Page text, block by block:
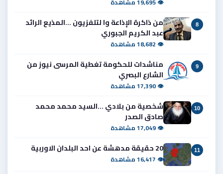
8
من ذاكرة الإذاعة وا لتلفزيون ...المذيع الرائد
عبد الكريم الجبوري
👁 18,682 مشاهدة
9
مناشدات للحكومة تغطية المرسى نيوز من
الشارع البصري
👁 17,390 مشاهدة
10
شخصية من بلادي ...السيد محمد محمد
صادق الصدر
👁 17,049 مشاهدة
11 20 حقيقة مدهشة عن احد البلدان الاوربية
👁 16,417 مشاهدة